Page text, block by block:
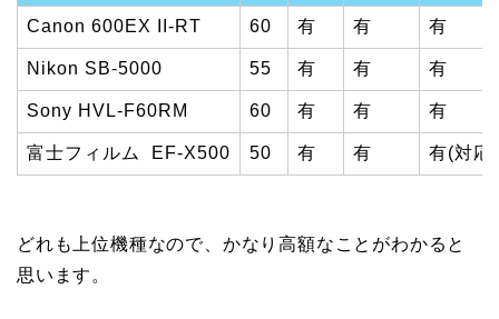
Canon 600EX II-RT 60 有 有 有
Nikon SB-5000 55 有 有 有
Sony HVL-F60RM 60 有 有 有
富士フィルム EF-X500 50 有 有 有(対応
どれも上位機種なので、かなり高額なことがわかると
思います。